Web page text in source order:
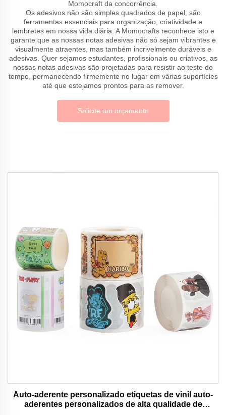
Momocraft da concorrência.
Os adesivos não são simples quadrados de papel; são
ferramentas essenciais para organização, criatividade e
lembretes em nossa vida diária. A Momocrafts reconhece isto e
garante que as nossas notas adesivas não só sejam vibrantes e
visualmente atraentes, mas também incrivelmente duráveis e
adesivas. Quer sejamos estudantes, profissionais ou criativos, as
nossas notas adesivas são projetadas para resistir ao teste do
tempo, permanecendo firmemente no lugar em várias superfícies
até que estejamos prontos para as remover.
Solicite um orçamento
Auto-aderente personalizado etiquetas de vinil auto-
aderentes personalizados de alta qualidade de